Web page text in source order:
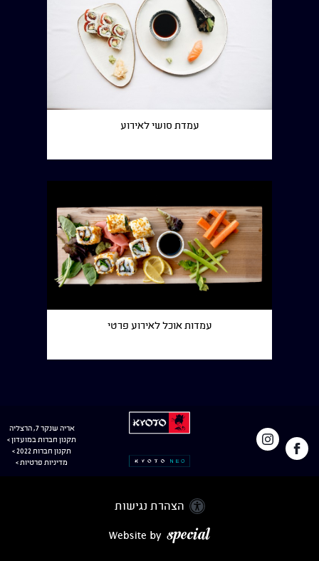
עמדת סושי לאירוע
עמדות אוכל לאירוע פרטי
לעמוד
הפייסבוק
קיוטו
באינסטגרם
למעבר
לאתר
קיוטו
ניאו –
בחלון
אריה שנקר 7, הרצליה
תקנון חברות במועדון >
תקנון חברות 2022 >
מדיניות פרטיות >
הצהרת נגישות